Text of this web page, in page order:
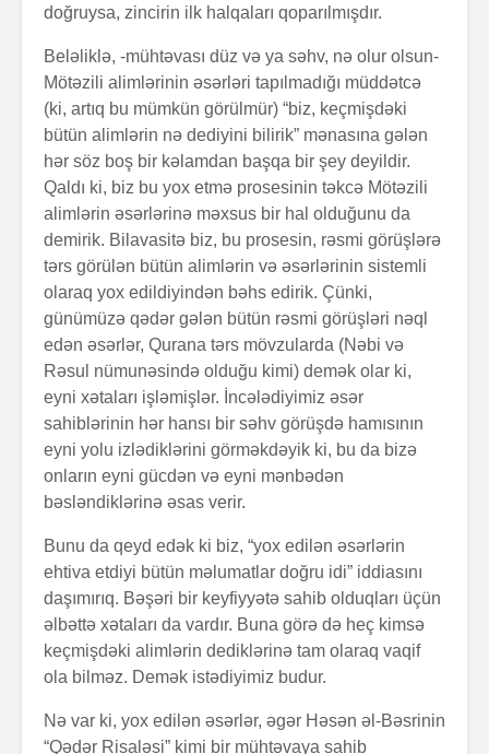
doğruysa, zincirin ilk halqaları qoparılmışdır.
Beləliklə, -mühtəvası düz və ya səhv, nə olur olsun-
Mötəzili alimlərinin əsərləri tapılmadığı müddətcə
(ki, artıq bu mümkün görülmür) “biz, keçmişdəki
bütün alimlərin nə dediyini bilirik” mənasına gələn
hər söz boş bir kəlamdan başqa bir şey deyildir.
Qaldı ki, biz bu yox etmə prosesinin təkcə Mötəzili
alimlərin əsərlərinə məxsus bir hal olduğunu da
demirik. Bilavasitə biz, bu prosesin, rəsmi görüşlərə
tərs görülən bütün alimlərin və əsərlərinin sistemli
olaraq yox edildiyindən bəhs edirik. Çünki,
günümüzə qədər gələn bütün rəsmi görüşləri nəql
edən əsərlər, Qurana tərs mövzularda (Nəbi və
Rəsul nümunəsində olduğu kimi) demək olar ki,
eyni xətaları işləmişlər. İncələdiyimiz əsər
sahiblərinin hər hansı bir səhv görüşdə hamısının
eyni yolu izlədiklərini görməkdəyik ki, bu da bizə
onların eyni gücdən və eyni mənbədən
bəsləndiklərinə əsas verir.
Bunu da qeyd edək ki biz, “yox edilən əsərlərin
ehtiva etdiyi bütün məlumatlar doğru idi” iddiasını
daşımırıq. Bəşəri bir keyfiyyətə sahib olduqları üçün
əlbəttə xətaları da vardır. Buna görə də heç kimsə
keçmişdəki alimlərin dediklərinə tam olaraq vaqif
ola bilməz. Demək istədiyimiz budur.
Nə var ki, yox edilən əsərlər, əgər Həsən əl-Bəsrinin
“Qədər Risaləsi” kimi bir mühtəvaya sahib